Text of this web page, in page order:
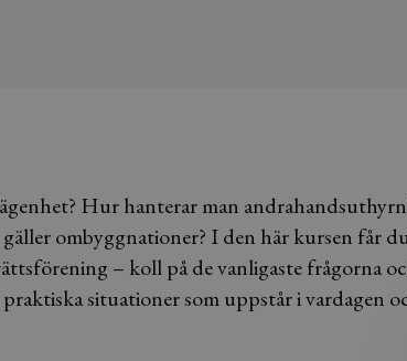
Hur hanterar man
ombyggnationer? I den här kursen får
– koll på de vanligaste frågorna
situationer som uppstår i vardagen